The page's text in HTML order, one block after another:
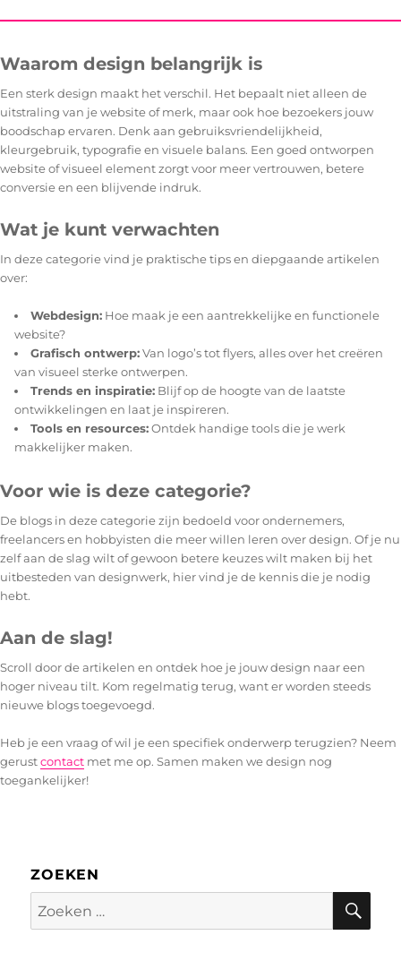
Waarom design belangrijk is
Een sterk design maakt het verschil. Het bepaalt niet alleen de
uitstraling van je website of merk, maar ook hoe bezoekers jouw
boodschap ervaren. Denk aan gebruiksvriendelijkheid,
kleurgebruik, typografie en visuele balans. Een goed ontworpen
website of visueel element zorgt voor meer vertrouwen, betere
conversie en een blijvende indruk.
Wat je kunt verwachten
In deze categorie vind je praktische tips en diepgaande artikelen
over:
Webdesign: Hoe maak je een aantrekkelijke en functionele
website?
Grafisch ontwerp:Van logo’s tot flyers, alles over het creëren
van visueel sterke ontwerpen.
Trends en inspiratie: Blijf op de hoogte van de laatste
ontwikkelingen en laat je inspireren.
Tools en resources:Ontdek handige tools die je werk
makkelijker maken.
Voor wie is deze categorie?
De blogs in deze categorie zijn bedoeld voor ondernemers,
freelancers en hobbyisten die meer willen leren over design. Of je nu
zelf aan de slag wilt of gewoon betere keuzes wilt maken bij het
uitbesteden van designwerk, hier vind je de kennis die je nodig
hebt.
Aan de slag!
Scroll door de artikelen en ontdek hoe je jouw design naar een
hoger niveau tilt. Kom regelmatig terug, want er worden steeds
nieuwe blogs toegevoegd.
Heb je een vraag of wil je een specifiek onderwerp terugzien? Neem
gerustcontact met me op. Samen maken we design nog
toegankelijker!
ZOEKEN
Zoeken
naar: